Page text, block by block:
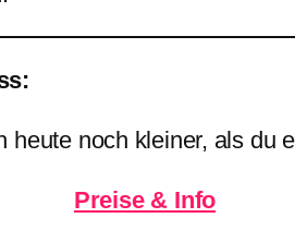
heute noch kleiner, als du
Preise & Info